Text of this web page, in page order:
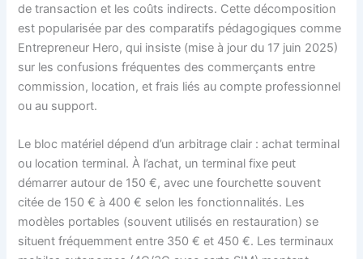
de transaction et les coûts indirects. Cette décomposition
est popularisée par des comparatifs pédagogiques comme
Entrepreneur Hero, qui insiste (mise à jour du 17 juin 2025)
sur les confusions fréquentes des commerçants entre
commission, location, et frais liés au compte professionnel
ou au support.
Le bloc matériel dépend d’un arbitrage clair : achat terminal
ou location terminal. À l’achat, un terminal fixe peut
démarrer autour de 150 €, avec une fourchette souvent
citée de 150 € à 400 € selon les fonctionnalités. Les
modèles portables (souvent utilisés en restauration) se
situent fréquemment entre 350 € et 450 €. Les terminaux